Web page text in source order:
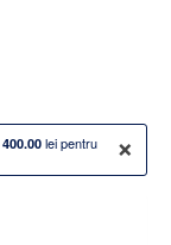
×
400.00 lei pentru